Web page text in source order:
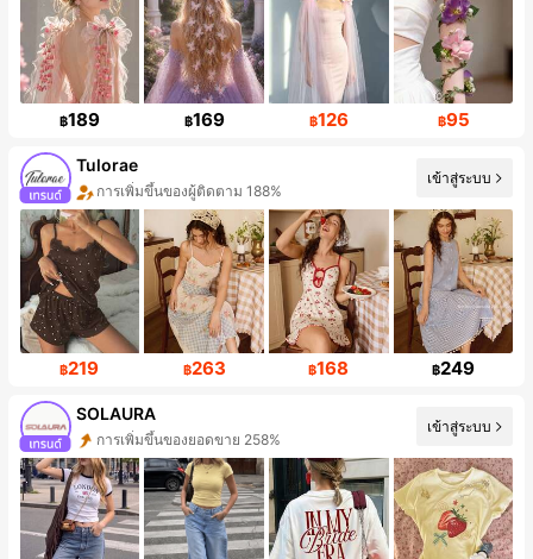
฿189 ฿169 ฿126 ฿95
Tulorae
การเพิ่มขึ้นของผู้ติดตาม 188%
เข้าสู่ระบบ
฿219 ฿263 ฿168 ฿249
SOLAURA
การเพิ่มขึ้นของยอดขาย 258%
เข้าสู่ระบบ